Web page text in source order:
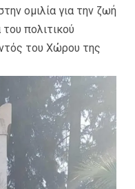
ομιλία για την ζωή
πολιτικού
του Χώρου της